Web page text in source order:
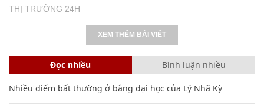
THỊ TRƯỜNG 24H
XEM THÊM BÀI VIẾT
Đọc nhiều Bình luận nhiều
Nhiều điểm bất thường ở bằng đại học của Lý Nhã Kỳ